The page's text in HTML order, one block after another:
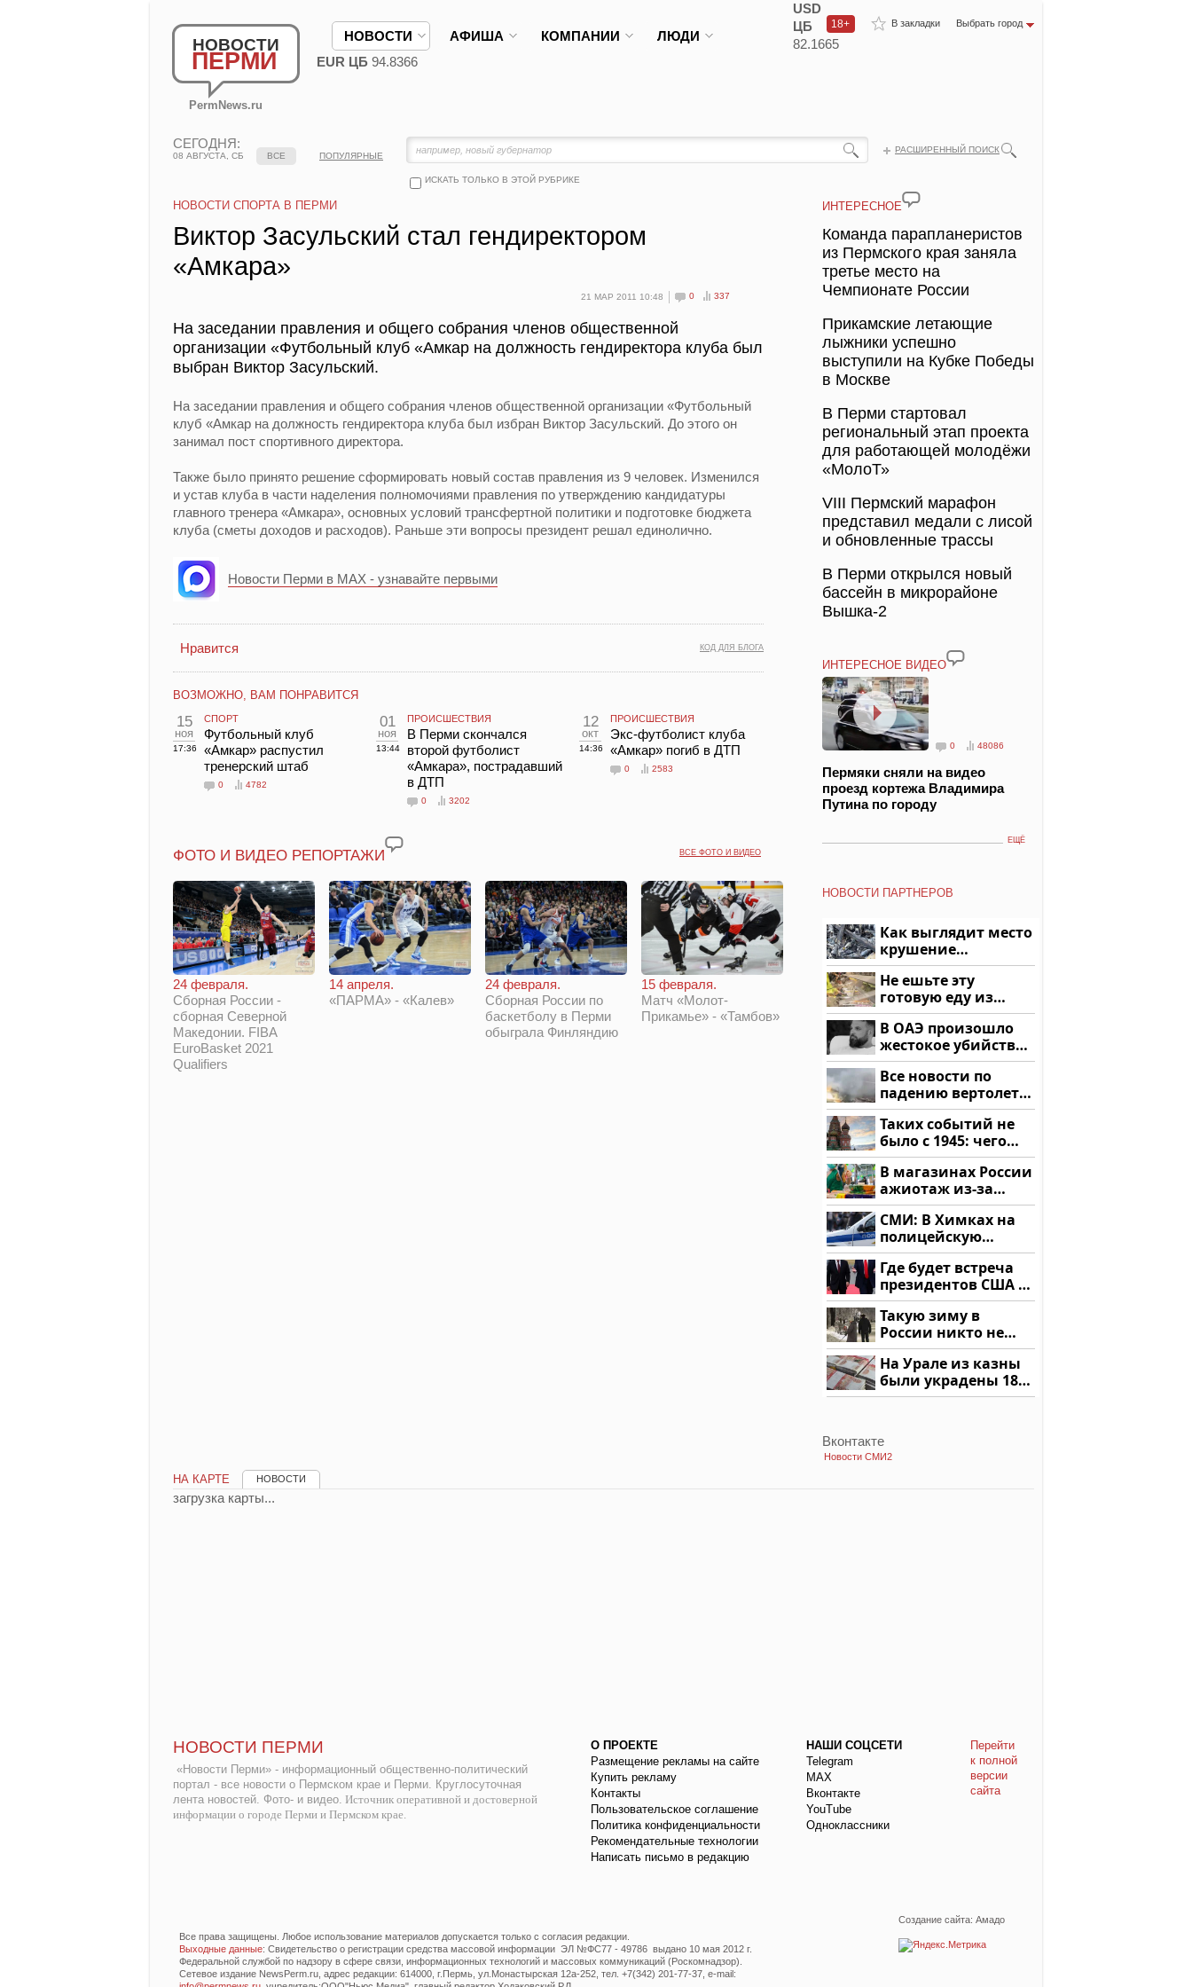
НОВОСТИ
ПЕРМИ
PermNews.ru
В закладки Выбрать город
18+
НОВОСТИ АФИША КОМПАНИИ ЛЮДИ
USD
ЦБ
82.1665
EUR ЦБ 94.8366
СЕГОДНЯ:
08 АВГУСТА, СБ
РАСШИРЕННЫЙ ПОИСК
ИСКАТЬ ТОЛЬКО В ЭТОЙ РУБРИКЕ
ВСЕ ПОПУЛЯРНЫЕ
НОВОСТИ СПОРТА В ПЕРМИ
Виктор Засульский стал гендиректором
«Амкара»
21 МАР 2011 10:48 0 337
На заседании правления и общего собрания членов общественной
организации «Футбольный клуб «Амкар на должность гендиректора клуба был
выбран Виктор Засульский.
На заседании правления и общего собрания членов общественной организации «Футбольный
клуб «Амкар на должность гендиректора клуба был избран Виктор Засульский. До этого он
занимал пост спортивного директора.
Также было принято решение сформировать новый состав правления из 9 человек. Изменился
и устав клуба в части наделения полномочиями правления по утверждению кандидатуры
главного тренера «Амкара», основных условий трансфертной политики и подготовке бюджета
клуба (сметы доходов и расходов). Раньше эти вопросы президент решал единолично.
Новости Перми в MAX - узнавайте первыми
КОД ДЛЯ БЛОГА
Нравится
ВОЗМОЖНО, ВАМ ПОНРАВИТСЯ
15
ноя
17:36
СПОРТ
Футбольный клуб
«Амкар» распустил
тренерский штаб
0 4782
01
ноя
13:44
ПРОИСШЕСТВИЯ
В Перми скончался
второй футболист
«Амкара», пострадавший
в ДТП
0 3202
12
окт
14:36
ПРОИСШЕСТВИЯ
Экс-футболист клуба
«Амкар» погиб в ДТП
0 2583
ВСЕ ФОТО И ВИДЕО
ФОТО И ВИДЕО РЕПОРТАЖИ
24 февраля.
Сборная России -
сборная Северной
Македонии. FIBA
EuroBasket 2021
Qualifiers
14 апреля.
«ПАРМА» - «Калев»
24 февраля.
Сборная России по
баскетболу в Перми
обыграла Финляндию
15 февраля.
Матч «Молот-
Прикамье» - «Тамбов»
ИНТЕРЕСНОЕ
Команда парапланеристов
из Пермского края заняла
третье место на
Чемпионате России
Прикамские летающие
лыжники успешно
выступили на Кубке Победы
в Москве
В Перми стартовал
региональный этап проекта
для работающей молодёжи
«МолоТ»
VIII Пермский марафон
представил медали с лисой
и обновленные трассы
В Перми открылся новый
бассейн в микрорайоне
Вышка-2
ИНТЕРЕСНОЕ ВИДЕО
0 48086
Пермяки сняли на видео
проезд кортежа Владимира
Путина по городу
ЕЩЁ
НОВОСТИ ПАРТНЕРОВ
Как выглядит место
крушение
вертолета на
Кавказе: смотреть
Не ешьте эту
готовую еду из
магазина: список
В ОАЭ произошло
жестокое убийство
криптомиллионера
Все новости по
падению вертолета
на Кавказе: читать
здесь
Таких событий не
было с 1945: чего
ждать всем нам?
В магазинах России
ажиотаж из-за
этого продукта: что
купить?
СМИ: В Химках на
полицейскую
машину напали и
подожгли.
Где будет встреча
президентов США и
России: Европа?
Такую зиму в
России никто не
ждал: как так?!
На Урале из казны
были украдены 18
миллионов рублей
Вконтакте
Новости СМИ2
НА КАРТЕ НОВОСТИ
загрузка карты...
НОВОСТИ ПЕРМИ
«Новости Перми» - информационный общественно-политический
портал - все новости о Пермском крае и Перми. Круглосуточная
лента новостей. Фото- и видео. Источник оперативной и достоверной
информации о городе Перми и Пермском крае.
О ПРОЕКТЕ
Размещение рекламы на сайте
Купить рекламу
Контакты
Пользовательское соглашение
Политика конфиденциальности
Рекомендательные технологии
Написать письмо в редакцию
НАШИ СОЦСЕТИ
Telegram
МАХ
Вконтакте
YouTube
Одноклассники
Перейти
к полной
версии
сайта
Создание сайта: Амадо
Все права защищены. Любое использование материалов допускается только с согласия редакции.
Выходные данные: Свидетельство о регистрации средства массовой информации ЭЛ №ФС77 - 49786 выдано 10 мая 2012 г.
Федеральной службой по надзору в сфере связи, информационных технологий и массовых коммуникаций (Роскомнадзор).
Сетевое издание NewsPerm.ru, адрес редакции: 614000, г.Пермь, ул.Монастырская 12а-252, тел. +7(342) 201-77-37, e-mail: